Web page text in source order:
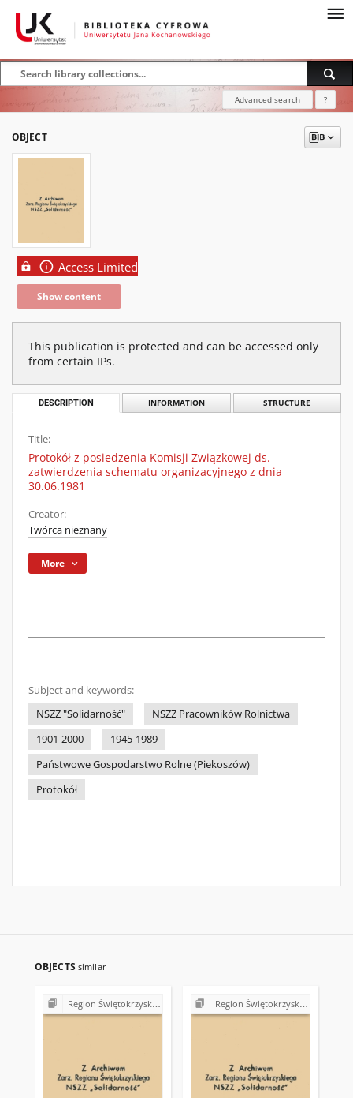
Advanced search ?
OBJECT
Access Limited
Show content
This publication is protected and can be accessed only
from certain IPs.
DESCRIPTION INFORMATION STRUCTURE
Title:
Protokół z posiedzenia Komisji Związkowej ds.
zatwierdzenia schematu organizacyjnego z dnia
30.06.1981
Creator:
Twórca nieznany
More
Subject and keywords:
NSZZ "Solidarność"
NSZZ Pracowników Rolnictwa
1901-2000
1945-1989
Państwowe Gospodarstwo Rolne (Piekoszów)
Protokół
OBJECTS similar
Region Świętokrzyski NSZZ "Solidarność". Delegatura Starachowice Region Świętokrzyski NSZZ "Solidarność". Delegatura Starachowice